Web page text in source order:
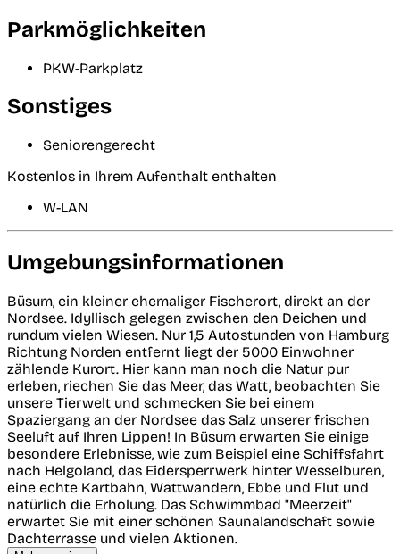
Parkmöglichkeiten
PKW-Parkplatz
Sonstiges
Seniorengerecht
Kostenlos in Ihrem Aufenthalt enthalten
W-LAN
Umgebungsinformationen
Büsum, ein kleiner ehemaliger Fischerort, direkt an der
Nordsee. Idyllisch gelegen zwischen den Deichen und
rundum vielen Wiesen. Nur 1,5 Autostunden von Hamburg
Richtung Norden entfernt liegt der 5000 Einwohner
zählende Kurort. Hier kann man noch die Natur pur
erleben, riechen Sie das Meer, das Watt, beobachten Sie
unsere Tierwelt und schmecken Sie bei einem
Spaziergang an der Nordsee das Salz unserer frischen
Seeluft auf Ihren Lippen! In Büsum erwarten Sie einige
besondere Erlebnisse, wie zum Beispiel eine Schiffsfahrt
nach Helgoland, das Eidersperrwerk hinter Wesselburen,
eine echte Kartbahn, Wattwandern, Ebbe und Flut und
natürlich die Erholung. Das Schwimmbad "Meerzeit"
erwartet Sie mit einer schönen Saunalandschaft sowie
Dachterrasse und vielen Aktionen.